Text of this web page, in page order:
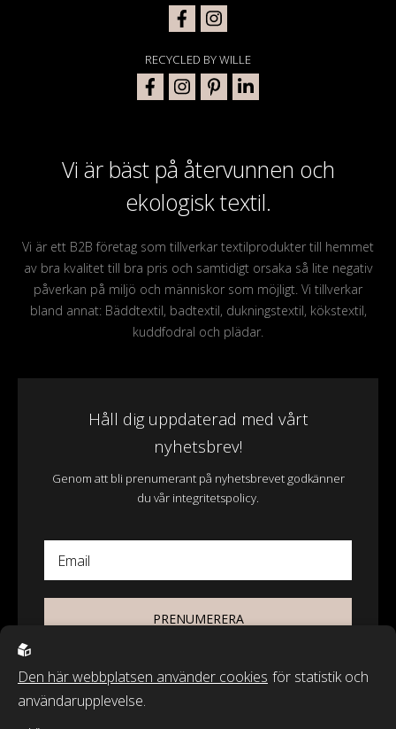
Vi är bäst på återvunnen och
ekologisk textil.
Vi är ett B2B företag som tillverkar textilprodukter till hemmet
av bra kvalitet till bra pris och samtidigt orsaka så lite negativ
påverkan på miljö och människor som möjligt. Vi tillverkar
bland annat: Bäddtextil, badtextil, dukningstextil, kökstextil,
kuddfodral och plädar.
Håll dig uppdaterad med vårt
nyhetsbrev!
Genom att bli prenumerant på nyhetsbrevet godkänner
du vår integritetspolicy.
Email
PRENUMERERA
RECYCLED BY WILLE
Den här webbplatsen använder cookies för statistik och
användarupplevelse.